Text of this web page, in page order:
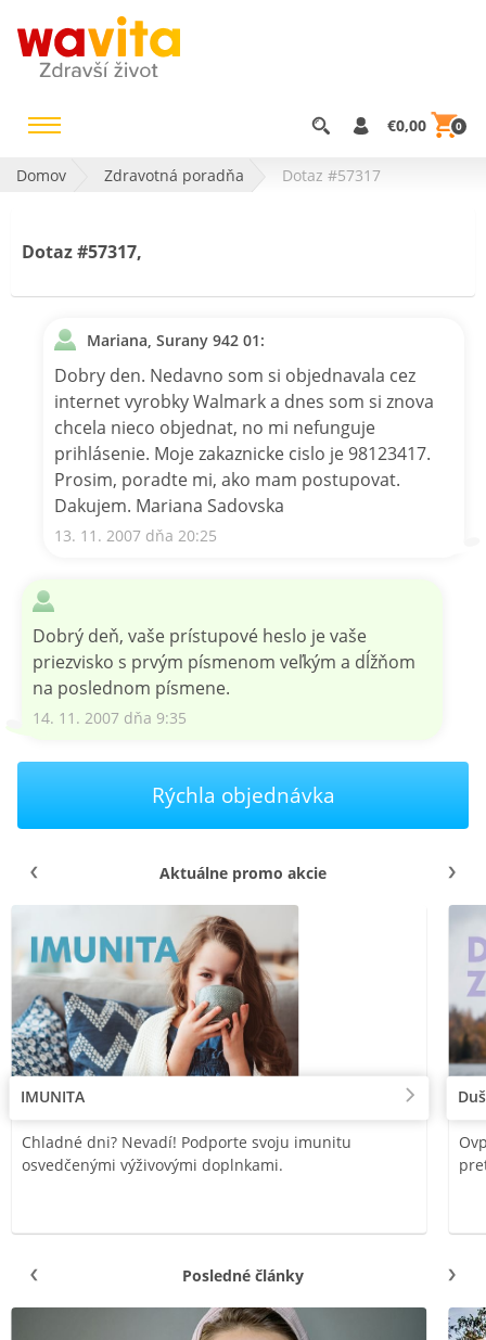
€0,00 0
Domov Zdravotná poradňa Dotaz #57317
Dotaz #57317,
Mariana, Surany 942 01:
Dobry den. Nedavno som si objednavala cez
internet vyrobky Walmark a dnes som si znova
chcela nieco objednat, no mi nefunguje
prihlásenie. Moje zakaznicke cislo je 98123417.
Prosim, poradte mi, ako mam postupovat.
Dakujem. Mariana Sadovska
13. 11. 2007 dňa 20:25
Dobrý deň, vaše prístupové heslo je vaše
priezvisko s prvým písmenom veľkým a dĺžňom
na poslednom písmene.
14. 11. 2007 dňa 9:35
Rýchla objednávka
Aktuálne promo akcie
IMUNITA
Chladné dni? Nevadí! Podporte svoju imunitu
osvedčenými výživovými doplnkami.
Posledné články